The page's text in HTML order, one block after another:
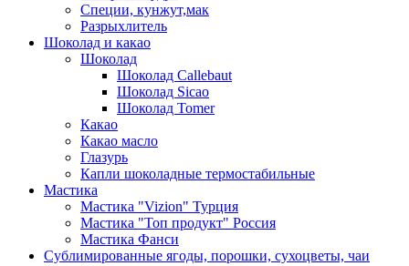
Специи, кунжут,мак
Разрыхлитель
Шоколад и какао
Шоколад
Шоколад Callebaut
Шоколад Sicao
Шоколад Tomer
Какао
Какао масло
Глазурь
Капли шоколадные термостабильные
Мастика
Мастика "Vizion" Турция
Мастика "Топ продукт" Россия
Мастика Фанси
Сублимированные ягоды, порошки, сухоцветы, чаи